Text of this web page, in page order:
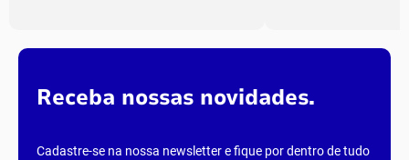
Receba nossas novidades.
Cadastre-se na nossa newsletter e fique por dentro de tudo